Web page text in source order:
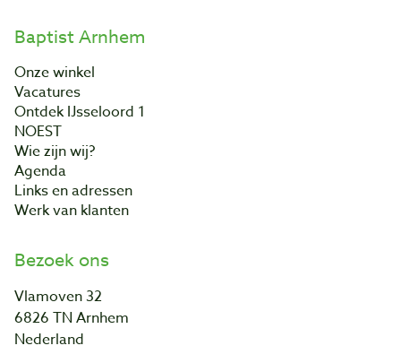
Baptist Arnhem
Onze winkel
Vacatures
Ontdek IJsseloord 1
NOEST
Wie zijn wij?
Agenda
Links en adressen
Werk van klanten
Bezoek ons
Vlamoven 32
6826 TN Arnhem
Nederland